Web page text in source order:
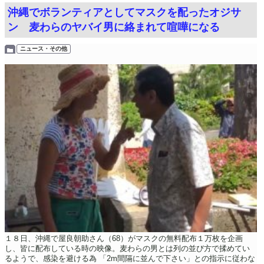
沖縄でボランティアとしてマスクを配ったオジサ
ン 麦わらのヤバイ男に絡まれて喧嘩になる
ニュース・その他
１８日、沖縄で屋良朝助さん（68）がマスクの無料配布１万枚を企画
し、皆に配布している時の映像。麦わらの男とは列の並び方で揉めてい
るようで、感染を避ける為 「2m間隔に並んで下さい」との指示に従わな